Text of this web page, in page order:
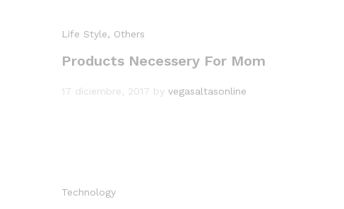
Life Style, Others
Products Necessery For Mom
17 diciembre, 2017 by vegasaltasonline
Technology